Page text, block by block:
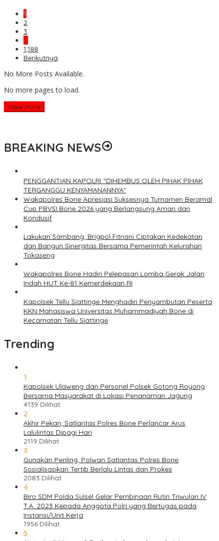
1
2
3
…
1,188
Berikutnya
No More Posts Available.
No more pages to load.
View More
BREAKING NEWS
PENGGANTIAN KAPOLRI “DIHEMBUS OLEH PIHAK PIHAK
TERGANGGU KENYAMANANNYA”
Wakapolres Bone Apresiasi Suksesnya Turnamen Beramal
Cup PBVSI Bone 2026 yang Berlangsung Aman dan
Kondusif
Lakukan Sambang, Brigpol Fitriani Ciptakan Kedekatan
dan Bangun Sinergitas Bersama Pemerintah Kelurahan
Tokaseng
Wakapolres Bone Hadiri Pelepasan Lomba Gerak Jalan
Indah HUT Ke-81 Kemerdekaan RI
Kapolsek Tellu Siattinge Menghadiri Penyambutan Peserta
KKN Mahasiswa Universitas Muhammadiyah Bone di
Kecamatan Tellu Siattinge
Trending
1
Kapolsek Ulaweng dan Personel Polsek Gotong Royong
Bersama Masyarakat di Lokasi Penanaman Jagung
4139 Dilihat
2
Akhir Pekan, Satlantas Polres Bone Perlancar Arus
Lalulintas Dipagi Hari
2119 Dilihat
3
Gunakan Penling, Polwan Satlantas Polres Bone
Sosialisasikan Tertib Berlalu Lintas dan Prokes
2083 Dilihat
4
Biro SDM Polda Sulsel Gelar Pembinaan Rutin Triwulan IV
T.A. 2023 Kepada Anggota Polri yang Bertugas pada
Instansi/Unit Kerja
1956 Dilihat
5